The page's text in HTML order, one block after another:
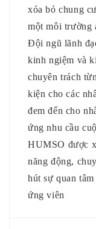
xóa bỏ chung
một môi trường
Đội ngũ lãnh
kinh ngiệm và
chuyên trách
kiện cho các
đem đến cho
ứng nhu cầu
HUMSO được
năng động,
hút sự quan
ứng viên